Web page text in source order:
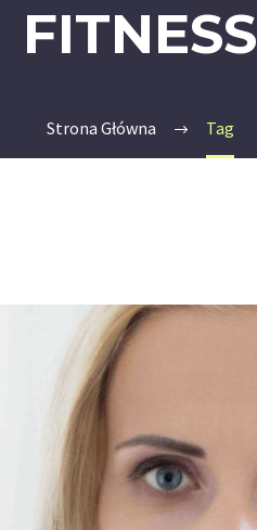
FITNESS
Strona Główna Tag